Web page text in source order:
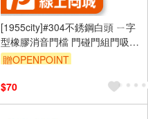
[1955city]#304不銹鋼白頭 ㄧ字
型橡膠消音門檔 門碰門組門吸
[打孔款1101-C [不銹鋼白頭
贈OPENPOINT
$70